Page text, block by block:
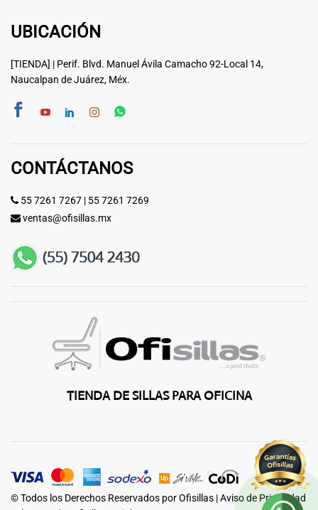
UBICACIÓN
[TIENDA] | Perif. Blvd. Manuel Ávila Camacho 92-Local 14,
Naucalpan de Juárez, Méx.
CONTÁCTANOS
55 7261 7267 | 55 7261 7269
ventas@ofisillas.mx
TIENDA DE SILLAS PARA OFICINA
© Todos los Derechos Reservados por Ofisillas |Aviso de Privacidad